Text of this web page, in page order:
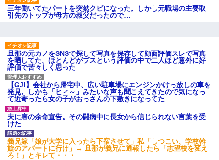
しませないでくれ
三年働いてたパートを突然クビになった。しかし元職場の主要取
引先のトップが母方の叔父だったので…
旦那の元カノをSNSで探して写真を保存して顔面評価スレで写真
を晒してた。ほとんどがブスという評価の中で二人ほど意外に好
評価で苦々しく思った
【GJ!】会社から帰宅中、広い駐車場にエンジンかけっ放しの車を
発見。しかも「ヒィ～」みたいな声も聞こえてきたので気になっ
て近寄ったら女の子がおっさんの下敷きになってた
夫に癌の余命宣告。その闘病中に長女から信じられない言葉を受
けた
義兄嫁「娘が大学に入ったら下宿させて」私「しつこい、学校斡
旋のアパートに行け」→ 旦那が義兄に通報したら「志望校を変え
ろ！」とキレて・・・